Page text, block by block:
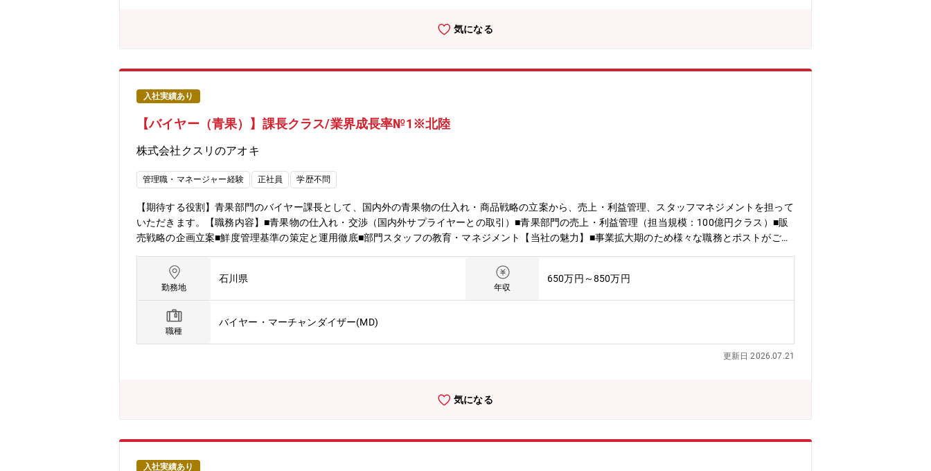
気になる
入社実績あり
【バイヤー（青果）】課長クラス/業界成長率№1※北陸
株式会社クスリのアオキ
管理職・マネージャー経験 正社員 学歴不問
【期待する役割】青果部門のバイヤー課長として、国内外の青果物の仕入れ・商品戦略の立案から、売上・利益管理、スタッフマネジメントを担って
いただきます。【職務内容】■青果物の仕入れ・交渉（国内外サプライヤーとの取引）■青果部門の売上・利益管理（担当規模：100億円クラス）■販
売戦略の企画立案■鮮度管理基準の策定と運用徹底■部門スタッフの教育・マネジメント【当社の魅力】■事業拡大期のため様々な職務とポストがござ
自分に最適な働き方を選択できます。総合職区分は毎年変更の申請が可能なためその時々のライフスタイルに合った働き方が可能。
勤務地
石川県
年収
650万円～850万円
職種
バイヤー・マーチャンダイザー(MD)
更新日 2026.07.21
気になる
入社実績あり